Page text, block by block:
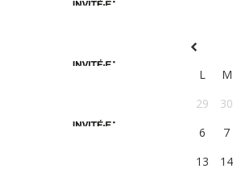
L M
29
30
6
7
13
14